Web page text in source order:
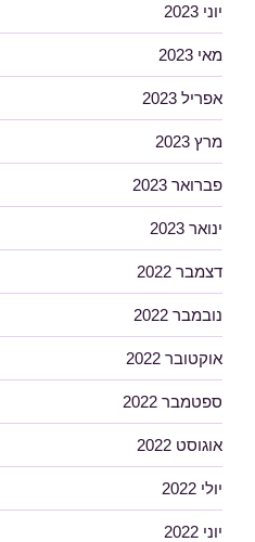
יוני 2023
מאי 2023
אפריל 2023
מרץ 2023
פברואר 2023
ינואר 2023
דצמבר 2022
נובמבר 2022
אוקטובר 2022
ספטמבר 2022
אוגוסט 2022
יולי 2022
יוני 2022